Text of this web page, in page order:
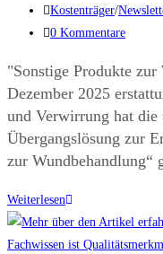
Kostenträger/
0 Kommentare
"Sonstige Produkte
Dezember 2025
und Verwirrung hat die
Übergangslösung zur
zur
Weiterlesen